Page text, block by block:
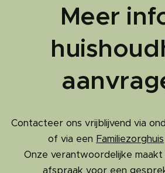
Meer
Contacteer ons vrijblijvend via
of via een Familiezorghuis
Onze verantwoordelijke